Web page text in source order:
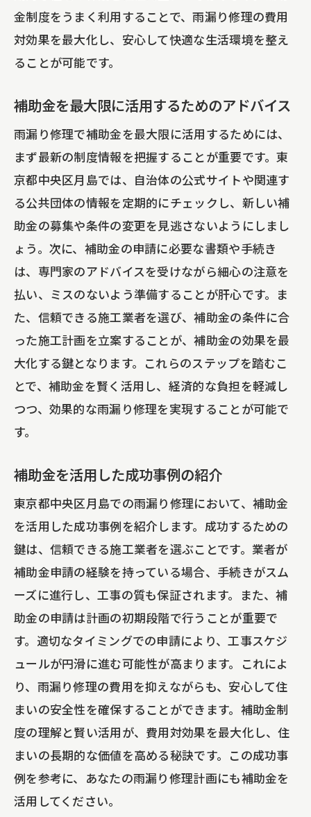
金制度をうまく利用することで、雨漏り修理の費用
対効果を最大化し、安心して快適な生活環境を整え
ることが可能です。
補助金を最大限に活用するためのアドバイス
雨漏り修理で補助金を最大限に活用するためには、
まず最新の制度情報を把握することが重要です。東
京都中央区月島では、自治体の公式サイトや関連す
る公共団体の情報を定期的にチェックし、新しい補
助金の募集や条件の変更を見逃さないようにしまし
ょう。次に、補助金の申請に必要な書類や手続き
は、専門家のアドバイスを受けながら細心の注意を
払い、ミスのないよう準備することが肝心です。ま
た、信頼できる施工業者を選び、補助金の条件に合
った施工計画を立案することが、補助金の効果を最
大化する鍵となります。これらのステップを踏むこ
とで、補助金を賢く活用し、経済的な負担を軽減し
つつ、効果的な雨漏り修理を実現することが可能で
す。
補助金を活用した成功事例の紹介
東京都中央区月島での雨漏り修理において、補助金
を活用した成功事例を紹介します。成功するための
鍵は、信頼できる施工業者を選ぶことです。業者が
補助金申請の経験を持っている場合、手続きがスム
ーズに進行し、工事の質も保証されます。また、補
助金の申請は計画の初期段階で行うことが重要で
す。適切なタイミングでの申請により、工事スケジ
ュールが円滑に進む可能性が高まります。これによ
り、雨漏り修理の費用を抑えながらも、安心して住
まいの安全性を確保することができます。補助金制
度の理解と賢い活用が、費用対効果を最大化し、住
まいの長期的な価値を高める秘訣です。この成功事
例を参考に、あなたの雨漏り修理計画にも補助金を
活用してください。